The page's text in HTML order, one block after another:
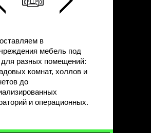
в
мебель под
разных помещений:
комнат, холлов и
до
и операционных.